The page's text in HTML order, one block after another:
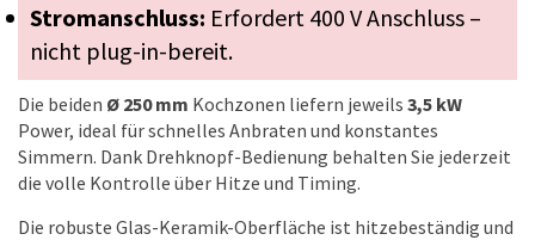
Stromanschluss: Erfordert 400 V Anschluss –
nicht plug-in-bereit.
Die beiden Ø 250 mm Kochzonen liefern jeweils 3,5 kW
Power, ideal für schnelles Anbraten und konstantes
Simmern. Dank Drehknopf-Bedienung behalten Sie jederzeit
die volle Kontrolle über Hitze und Timing.
Die robuste Glas-Keramik-Oberfläche ist hitzebeständig und